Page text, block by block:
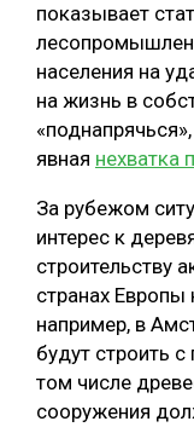
показывает
населения на
на жизнь в
явная нехватка
За рубежом
интерес к
строительству
странах Европы
например, в
будут строить
том числе
сооружения